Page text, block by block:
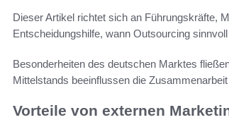
Dieser Artikel richtet sich an Führungskräfte,
Entscheidungshilfe, wann Outsourcing
Besonderheiten des deutschen Marktes
Mittelstands beeinflussen die
Vorteile von externen